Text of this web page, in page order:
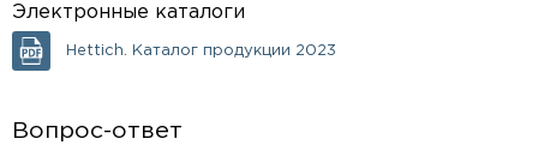
Электронные каталоги
Hettich. Каталог продукции 2023
Вопрос-ответ